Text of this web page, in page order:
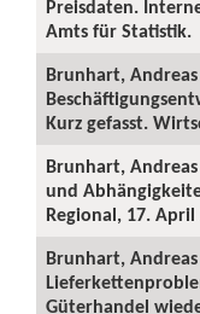
Preisdaten.
Amts für Statistik.
Brunhart, Andreas
Kurz gefasst.
Brunhart,
und
Regional, 17. April
Brunhart, Andreas
Güterhandel